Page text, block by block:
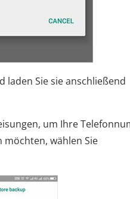
laden Sie sie anschließend
um Ihre
möchten, wählen Sie